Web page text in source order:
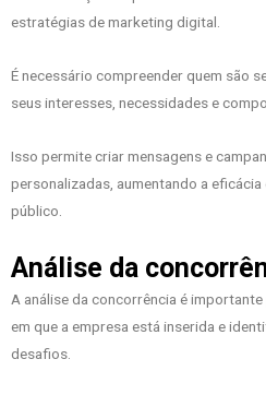
estratégias de marketing digital.
É necessário compreender quem são
seus interesses, necessidades e
Isso permite criar mensagens e
personalizadas, aumentando a
público.
Análise da
A análise da concorrência é
em que a empresa está inserida e
desafios.